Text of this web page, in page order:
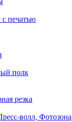
с печатью
полк
резка
волл, Фотозона